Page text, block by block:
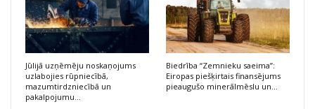
Jūlijā uzņēmēju noskaņojums
uzlabojies rūpniecībā,
mazumtirdzniecībā un
pakalpojumu…
Biedrība “Zemnieku saeima”:
Eiropas piešķirtais finansējums
pieaugušo minerālmēslu un…